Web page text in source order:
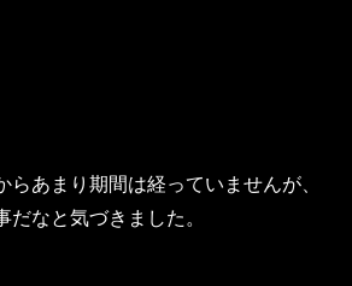
らあまり期間は経っていませんが、
だなと気づきました。